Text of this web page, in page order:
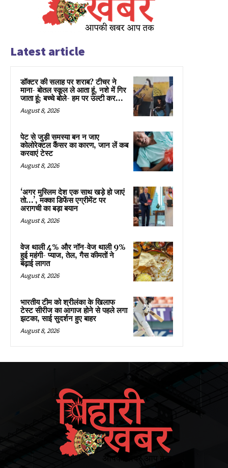
Latest article
डॉक्टर की सलाह पर शराब? टीचर ने
माना- बोतल स्कूल ले आता हूं, नशे में गिर
जाता हूं; बच्चे बोले- हम पर उल्टी कर...
August 8, 2026
पेट से जुड़ी समस्या बन न जाए
कोलोरेक्टल कैंसर का कारण, जान लें कब
करवाएं टेस्ट
August 8, 2026
‘अगर मुस्लिम देश एक साथ खड़े हो जाएं
तो…’, मक्का डिफेंस एग्रीमेंट पर
अरागची का बड़ा बयान
August 8, 2026
वेज थाली 4% और नॉन-वेज थाली 9%
हुई महंगी- प्याज, तेल, गैस कीमतों ने
बढ़ाई लागत
August 8, 2026
भारतीय टीम को श्रीलंका के खिलाफ
टेस्ट सीरीज का आगाज होने से पहले लगा
झटका, साई सुदर्शन हुए बाहर
August 8, 2026